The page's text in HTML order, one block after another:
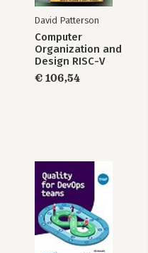
David Patterson
Computer
Organization and
Design RISC-V
Edition
€ 106,54